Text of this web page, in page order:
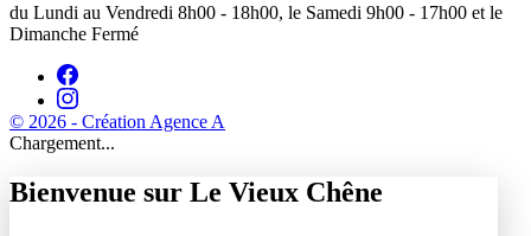
du Lundi au Vendredi 8h00 - 18h00, le Samedi 9h00 - 17h00 et le
Dimanche Fermé
© 2026 - Création Agence A
Chargement...
Bienvenue sur Le Vieux Chêne